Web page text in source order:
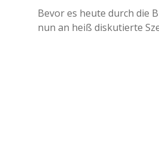
Bevor es heute durch die
nun an heiß diskutierte